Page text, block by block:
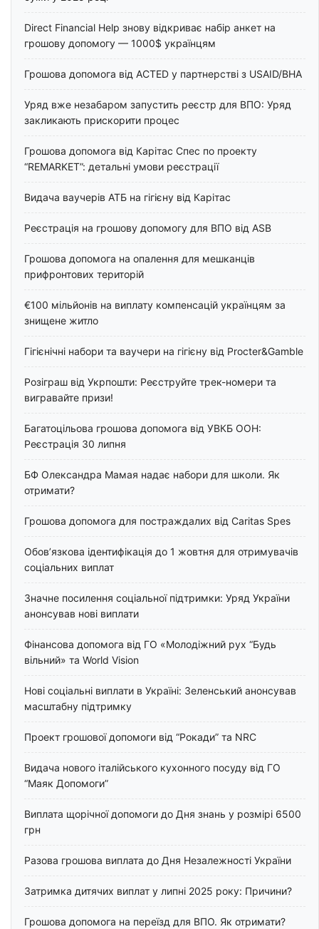
Direct Financial Help знову відкриває набір анкет на
грошову допомогу — 1000$ українцям
Грошова допомога від ACTED у партнерстві з USAID/BHA
Уряд вже незабаром запустить реєстр для ВПО: Уряд
закликають прискорити процес
Грошова допомога від Карітас Спес по проекту
“REMARKET”: детальні умови реєстрації
Видача ваучерів АТБ на гігієну від Карітас
Реєстрація на грошову допомогу для ВПО від ASB
Грошова допомога на опалення для мешканців
прифронтових територій
€100 мільйонів на виплату компенсацій українцям за
знищене житло
Гігієнічні набори та ваучери на гігієну від Procter&Gamble
Розіграш від Укрпошти: Реєструйте трек-номери та
вигравайте призи!
Багатоцільова грошова допомога від УВКБ ООН:
Реєстрація 30 липня
БФ Олександра Мамая надає набори для школи. Як
отримати?
Грошова допомога для постраждалих від Caritas Spes
Обов’язкова ідентифікація до 1 жовтня для отримувачів
соціальних виплат
Значне посилення соціальної підтримки: Уряд України
анонсував нові виплати
Фінансова допомога від ГО «Молодіжний рух “Будь
вільний» та World Vision
Нові соціальні виплати в Україні: Зеленський анонсував
масштабну підтримку
Проект грошової допомоги від “Рокади” та NRC
Видача нового італійського кухонного посуду від ГО
“Маяк Допомоги”
Виплата щорічної допомоги до Дня знань у розмірі 6500
грн
Разова грошова виплата до Дня Незалежності України
Затримка дитячих виплат у липні 2025 року: Причини?
Грошова допомога на переїзд для ВПО. Як отримати?